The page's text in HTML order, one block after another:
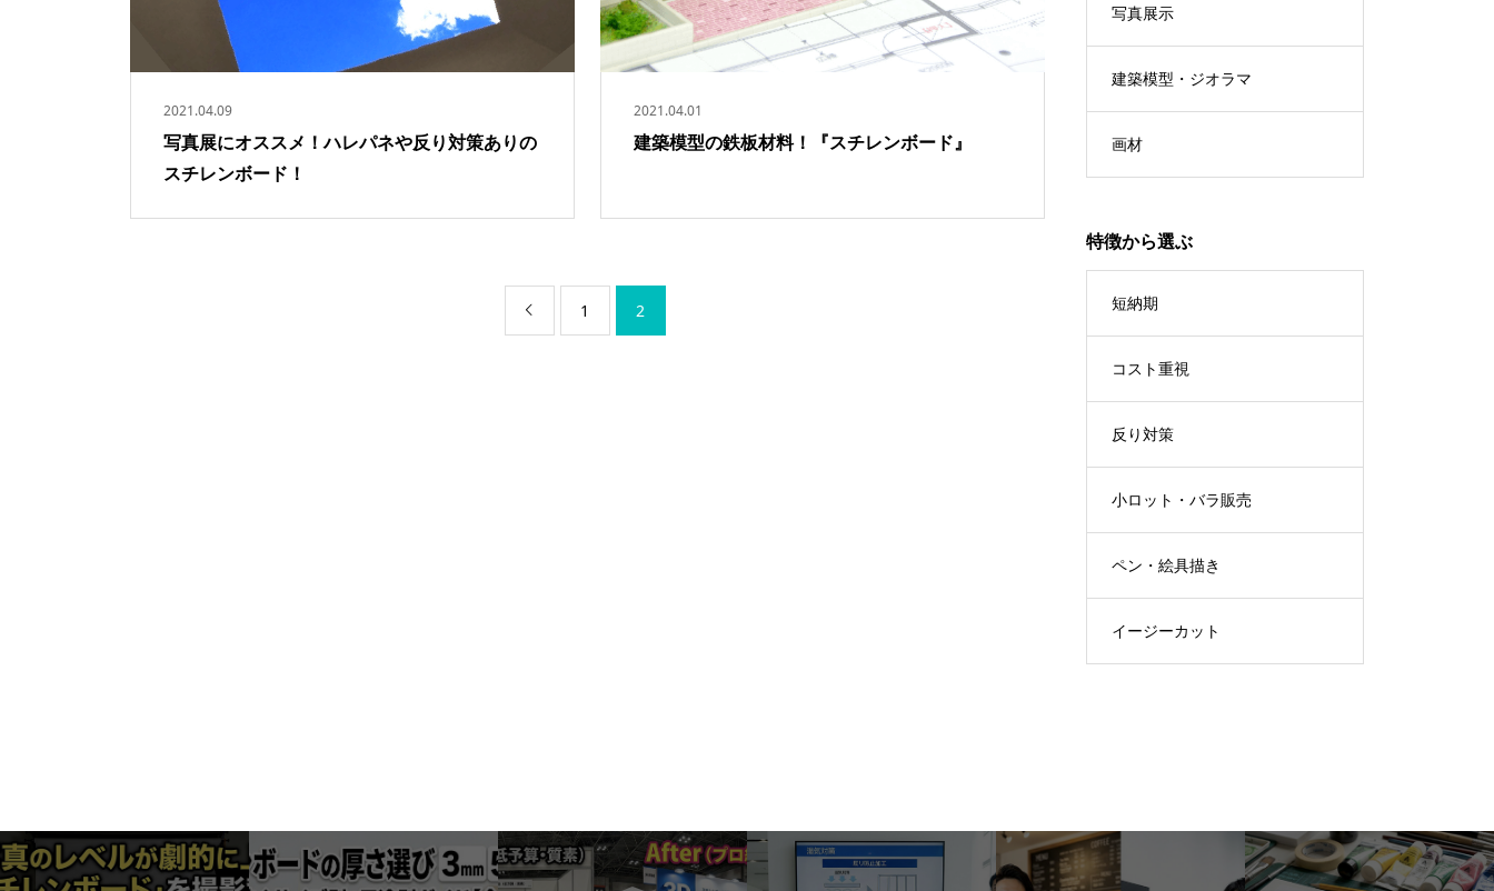
2021.04.09
写真展にオススメ！ハレパネや反り対策ありの
スチレンボード！
2021.04.01
建築模型の鉄板材料！『スチレンボード』
 1 2
写真展示
建築模型・ジオラマ
画材
特徴から選ぶ
短納期
コスト重視
反り対策
小ロット・バラ販売
ペン・絵具描き
イージーカット